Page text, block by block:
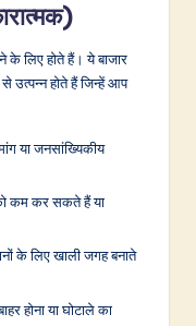
के लिए होते हैं। ये बाजार
से उत्पन्न होते हैं जिन्हें आप
या जनसांख्यिकीय
कम कर सकते हैं या
के लिए खाली जगह बनाते
होना या घोटाले का